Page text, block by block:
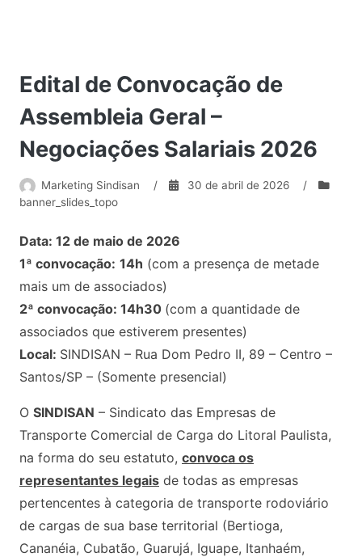
Edital de Convocação de
Assembleia Geral –
Negociações Salariais 2026
Marketing Sindisan / 30 de abril de 2026
/
banner_slides_topo
Data: 12 de maio de 2026
1ª convocação: 14h (com a presença de metade
mais um de associados)
2ª convocação: 14h30 (com a quantidade de
associados que estiverem presentes)
Local: SINDISAN – Rua Dom Pedro II, 89 – Centro –
Santos/SP – (Somente presencial)
O SINDISAN – Sindicato das Empresas de
Transporte Comercial de Carga do Litoral Paulista,
na forma do seu estatuto, convoca os
representantes legais de todas as empresas
pertencentes à categoria de transporte rodoviário
de cargas de sua base territorial (Bertioga,
Cananéia, Cubatão, Guarujá, Iguape, Itanhaém,